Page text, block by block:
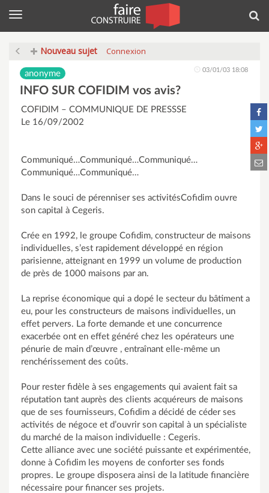
Menu
Nouveau sujet Connexion
anonyme 03/01/03 18:08
INFO SUR COFIDIM vos avis?
COFIDIM – COMMUNIQUE DE PRESSSE
Le 16/09/2002
Communiqué…Communiqué…Communiqué…
Communiqué…Communiqué…
Dans le souci de pérenniser ses activitésCofidim ouvre
son capital à Cegeris.
Crée en 1992, le groupe Cofidim, constructeur de maisons
individuelles, s’est rapidement développé en région
parisienne, atteignant en 1999 un volume de production
de près de 1000 maisons par an.
La reprise économique qui a dopé le secteur du bâtiment a
eu, pour les constructeurs de maisons individuelles, un
effet pervers. La forte demande et une concurrence
exacerbée ont en effet généré chez les opérateurs une
pénurie de main d’œuvre , entraînant elle-même un
renchérissement des coûts.
Pour rester fidèle à ses engagements qui avaient fait sa
réputation tant auprès des clients acquéreurs de maisons
que de ses fournisseurs, Cofidim a décidé de céder ses
activités de négoce et d’ouvrir son capital à un spécialiste
du marché de la maison individuelle : Cegeris.
Cette alliance avec une société puissante et expérimentée,
donne à Cofidim les moyens de conforter ses fonds
propres. Le groupe disposera ainsi de la latitude financière
nécessaire pour financer ses projets.